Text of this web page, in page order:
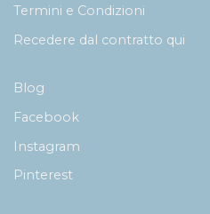
Termini e Condizioni
Recedere dal contratto qui
Blog
Facebook
Instagram
Pinterest